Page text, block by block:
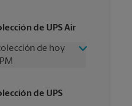
de UPS Air
de hoy
6:00 PM
de UPS